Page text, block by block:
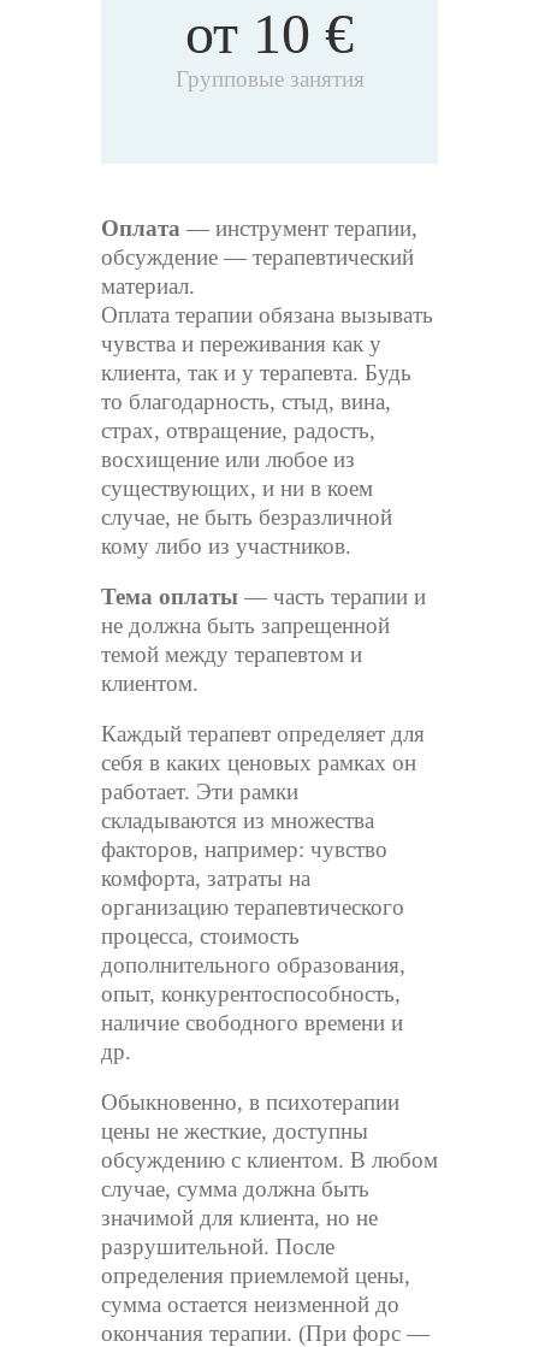
от 10 €
Групповые занятия
Оплата — инструмент терапии,
обсуждение — терапевтический
материал.
Оплата терапии обязана вызывать
чувства и переживания как у
клиента, так и у терапевта. Будь
то благодарность, стыд, вина,
страх, отвращение, радость,
восхищение или любое из
существующих, и ни в коем
случае, не быть безразличной
кому либо из участников.
Тема оплаты — часть терапии и
не должна быть запрещенной
темой между терапевтом и
клиентом.
Каждый терапевт определяет для
себя в каких ценовых рамках он
работает. Эти рамки
складываются из множества
факторов, например: чувство
комфорта, затраты на
организацию терапевтического
процесса, стоимость
дополнительного образования,
опыт, конкурентоспособность,
наличие свободного времени и
др.
Обыкновенно, в психотерапии
цены не жесткие, доступны
обсуждению с клиентом. В любом
случае, сумма должна быть
значимой для клиента, но не
разрушительной. После
определения приемлемой цены,
сумма остается неизменной до
окончания терапии. (При форс —